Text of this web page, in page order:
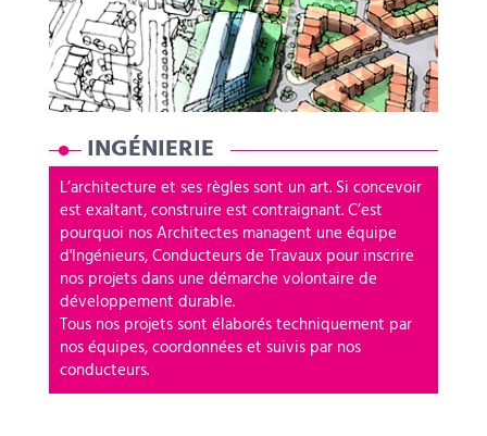
INGÉNIERIE
L’architecture et ses règles sont un art. Si concevoir
est exaltant, construire est contraignant. C’est
pourquoi nos Architectes managent une équipe
d'Ingénieurs, Conducteurs de Travaux pour inscrire
nos projets dans une démarche volontaire de
développement durable.
Tous nos projets sont élaborés techniquement par
nos équipes, coordonnées et suivis par nos
conducteurs.